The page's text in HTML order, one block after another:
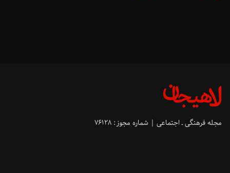
مجله فرهنگی ـ اجتماعی | شماره مجوز: ۷۶۱۲۸